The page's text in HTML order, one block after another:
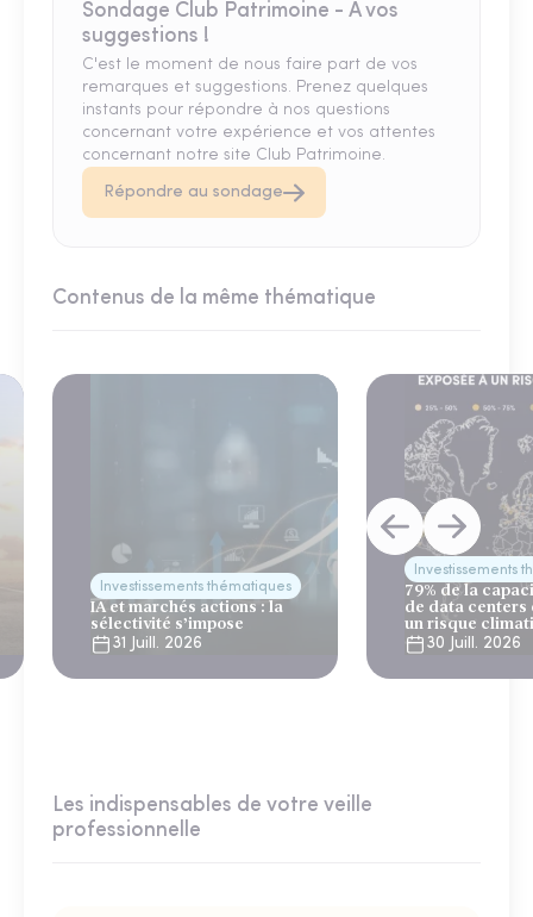
Sondage Club Patrimoine - A vos
suggestions !
C'est le moment de nous faire part de vos
remarques et suggestions. Prenez quelques
instants pour répondre à nos questions
concernant votre expérience et vos attentes
concernant notre site Club Patrimoine.
Répondre au sondage
Contenus de la même thématique
Investissements thématiques
IA et marchés actions : la
sélectivité s’impose
31 Juill. 2026
Investissements
79% de la
de data centers
un risque
30 Juill. 2026
Les indispensables de votre veille
professionnelle